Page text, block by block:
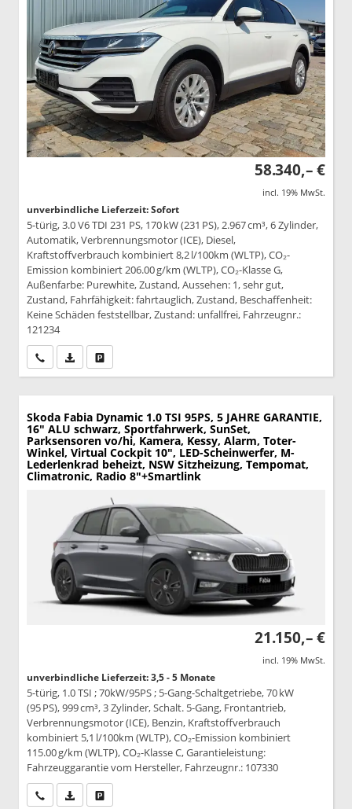
58.340,– €
incl. 19% MwSt.
unverbindliche Lieferzeit: Sofort
5-türig, 3.0 V6 TDI 231 PS, 170 kW (231 PS), 2.967 cm³, 6 Zylinder,
Automatik, Verbrennungsmotor (ICE), Diesel,
Kraftstoffverbrauch kombiniert 8,2 l/100km (WLTP), CO₂-
Emission kombiniert 206.00 g/km (WLTP), CO₂-Klasse G,
Außenfarbe: Purewhite, Zustand, Aussehen: 1, sehr gut,
Zustand, Fahrfähigkeit: fahrtauglich, Zustand, Beschaffenheit:
Keine Schäden feststellbar, Zustand: unfallfrei, Fahrzeugnr.:
121234
Wir rufen Sie anPDF-Datei, Fahrzeugexposé drucken
Skoda Fabia Dynamic 1.0 TSI 95PS, 5 JAHRE GARANTIE,
16" ALU schwarz, Sportfahrwerk, SunSet,
Parksensoren vo/hi, Kamera, Kessy, Alarm, Toter-
Winkel, Virtual Cockpit 10", LED-Scheinwerfer, M-
Lederlenkrad beheizt, NSW Sitzheizung, Tempomat,
Climatronic, Radio 8"+Smartlink
21.150,– €
incl. 19% MwSt.
unverbindliche Lieferzeit: 3,5 - 5 Monate
5-türig, 1.0 TSI ; 70kW/95PS ; 5-Gang-Schaltgetriebe, 70 kW
(95 PS), 999 cm³, 3 Zylinder, Schalt. 5-Gang, Frontantrieb,
Verbrennungsmotor (ICE), Benzin, Kraftstoffverbrauch
kombiniert 5,1 l/100km (WLTP), CO₂-Emission kombiniert
115.00 g/km (WLTP), CO₂-Klasse C, Garantieleistung:
Fahrzeuggarantie vom Hersteller, Fahrzeugnr.: 107330
Wir rufen Sie anPDF-Datei, Fahrzeugexposé drucken